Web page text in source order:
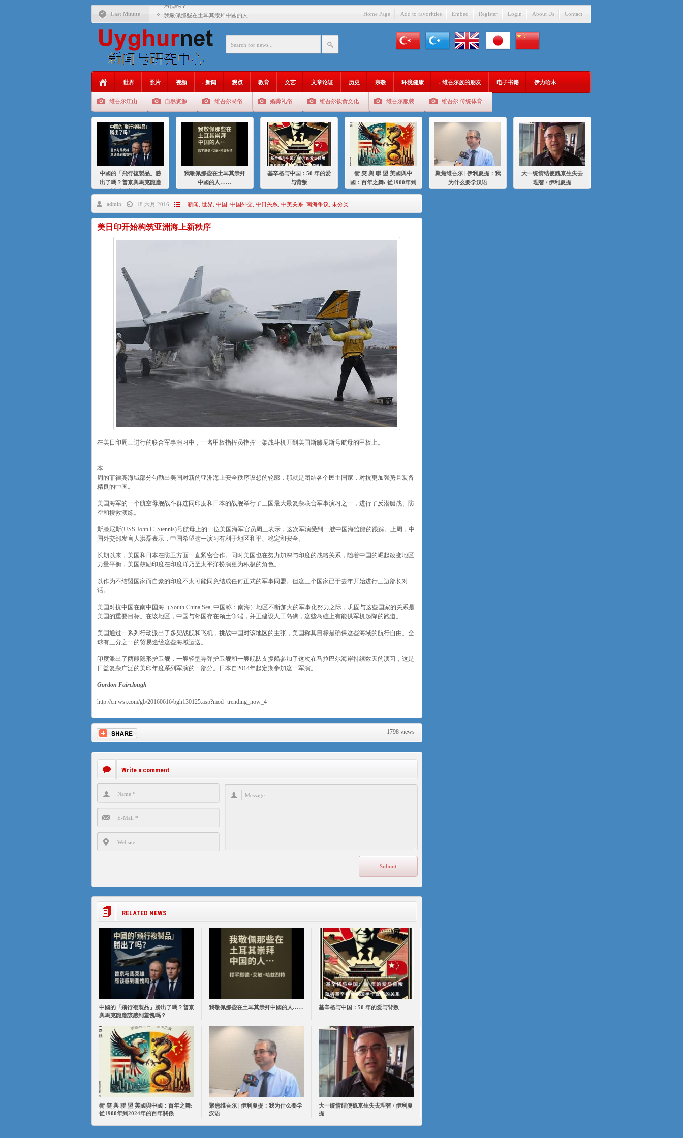
Last Minute
羞愧嗎？
我敬佩那些在土耳其崇拜中國的人……
基辛格与中国：50 年的爱与背叛
年的百年關係
大一统情结使魏京生失去理智 / 伊利夏提
伊利夏提：在自责与内疚中的挣扎
伊利夏提：消失在集中营的红衣女孩
伊利夏提：维吾尔种族灭绝
Home Page Add to favoritties Embed Register Login About Us Contact
世界 照片 视频 . 新闻 观点 教育 文艺 文章论证 历史 宗教 环境健康 . 维吾尔族的朋友 电子书籍 伊力哈木
维吾尔江山 自然资源 维吾尔民俗 婚葬礼俗 维吾尔饮食文化 维吾尔服装 维吾尔 传统体育
中國的「飛行複製品」勝
出了嗎？普京與馬克龍應
我敬佩那些在土耳其崇拜
中國的人……
基辛格与中国：50 年的爱
与背叛
衝 突 與 聯 盟 美國與中
國：百年之舞: 從1900年到
聚焦维吾尔 | 伊利夏提：我
为什么要学汉语
大一统情结使魏京生失去
理智 / 伊利夏提
admin 18 六月 2016 . 新闻 世界, 中国 中国外交, 中日关系 中美关系 南海争议 未分类
美日印开始构筑亚洲海上新秩序
在美日印周三进行的联合军事演习中，一名甲板指挥员指挥一架战斗机开到美国斯滕尼斯号航母的甲板上。
本
周的菲律宾海域部分勾勒出美国对新的亚洲海上安全秩序设想的轮廓，那就是团结各个民主国家，对抗更加强势且装备
精良的中国。
美国海军的一个航空母舰战斗群连同印度和日本的战舰举行了三国最大最复杂联合军事演习之一，进行了反潜艇战、防
空和搜救演练。
斯滕尼斯(USS John C. Stennis)号航母上的一位美国海军官员周三表示，这次军演受到一艘中国海监船的跟踪。上周，中
国外交部发言人洪磊表示，中国希望这一演习有利于地区和平、稳定和安全。
长期以来，美国和日本在防卫方面一直紧密合作。同时美国也在努力加深与印度的战略关系，随着中国的崛起改变地区
力量平衡，美国鼓励印度在印度洋乃至太平洋扮演更为积极的角色。
以作为不结盟国家而自豪的印度不太可能同意结成任何正式的军事同盟。但这三个国家已于去年开始进行三边部长对
话。
美国对抗中国在南中国海（South China Sea, 中国称：南海）地区不断加大的军事化努力之际，巩固与这些国家的关系是
美国的重要目标。在该地区，中国与邻国存在领土争端，并正建设人工岛礁，这些岛礁上有能供军机起降的跑道。
美国通过一系列行动派出了多架战舰和飞机，挑战中国对该地区的主张，美国称其目标是确保这些海域的航行自由。全
球有三分之一的贸易途经这些海域运送。
印度派出了两艘隐形护卫舰，一艘轻型导弹护卫舰和一艘舰队支援船参加了这次在马拉巴尔海岸持续数天的演习，这是
日益复杂广泛的美印年度系列军演的一部分。日本自2014年起定期参加这一军演。
Gordon Fairclough
http://cn.wsj.com/gb/20160616/bgh130125.asp?mod=trending_now_4
1798 views
Write a comment
RELATED NEWS
中國的「飛行複製品」勝出了嗎？普京
與馬克龍應該感到羞愧嗎？
我敬佩那些在土耳其崇拜中國的人…… 基辛格与中国：50 年的爱与背叛
衝 突 與 聯 盟 美國與中國：百年之舞:
從1900年到2024年的百年關係
聚焦维吾尔 | 伊利夏提：我为什么要学
汉语
大一统情结使魏京生失去理智 / 伊利夏
提